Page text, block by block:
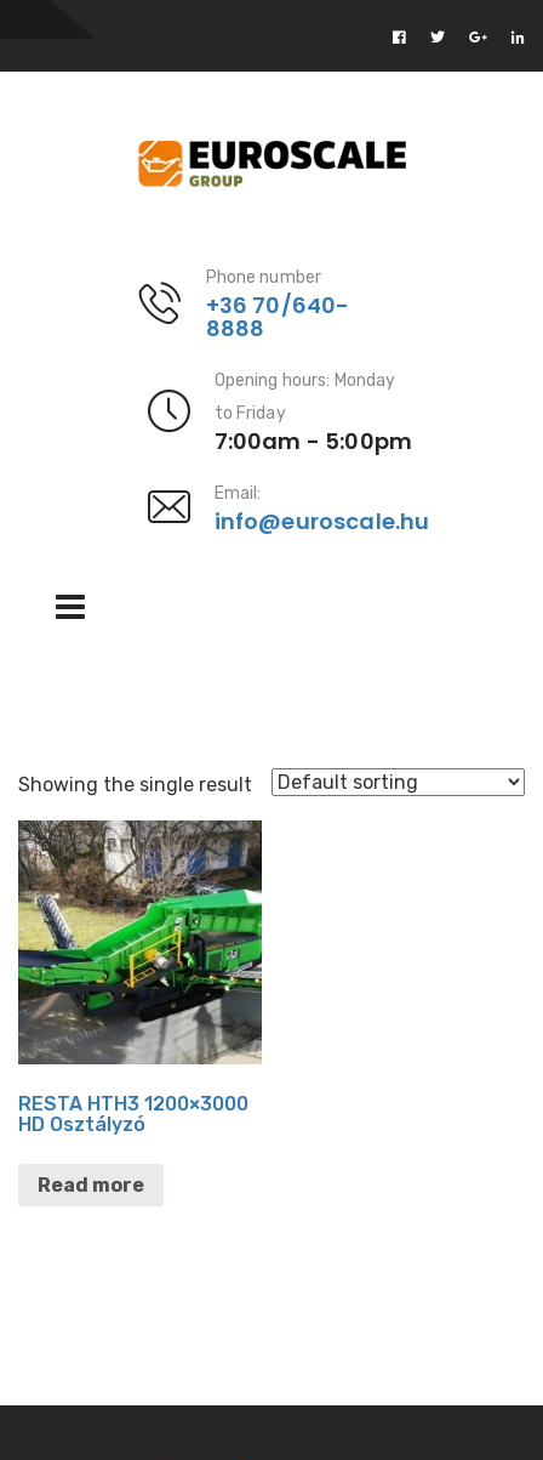
Phone number
+36 70/640-
8888
Opening hours: Monday
to Friday
7:00am - 5:00pm
Email:
info@euroscale.hu
Showing the single result
RESTA HTH3 1200×3000
HD Osztályzó
Read more